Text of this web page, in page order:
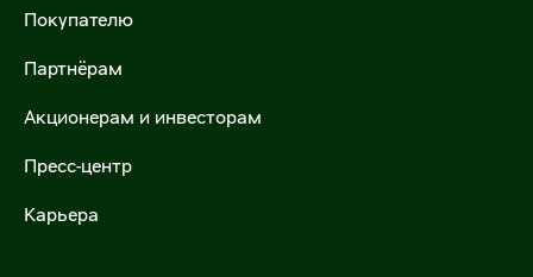
Предложить объекты недвижимости
Арендовать торговые площади
Купить объекты недвижимости
Х5 Импорт
Х5 Импорт поставщикам
Покупателю
Партнёрам
Акционерам и инвесторам
Пресс-центр
Карьера